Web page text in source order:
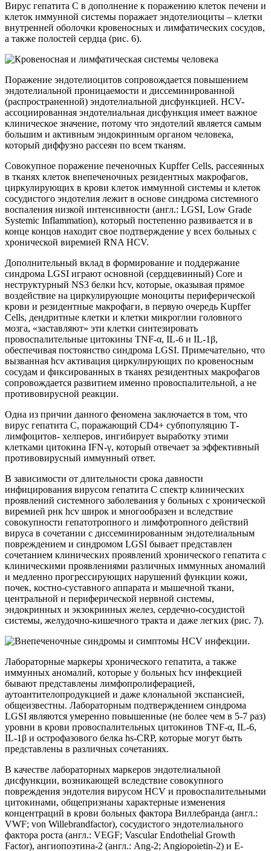
Вирус гепатита С в дополнение к поражению клеток печени и
клеток иммунной системы поражает эндотелиоциты – клетки
внутренней оболочки кровеносных и лимфатических сосудов,
а также полостей сердца (рис. 6).
Поражение эндотелиоцитов сопровождается повышением
эндотелиальной проницаемости и диссеминированной
(распространенной) эндотелиальной дисфункцией. HCV-
ассоциированная эндотелиальная дисфункция имеет важное
клиническое значение, потому что эндотелий является самым
большим и активным эндокринным органом человека,
который диффузно рассеян по всем тканям.
Совокупное поражение печеночных Kupffer Cells, рассеянных
в тканях клеток внепеченочных резидентных макрофагов,
циркулирующих в крови клеток иммунной системы и клеток
сосудистого эндотелия лежит в основе синдрома системного
воспаления низкой интенсивности (англ.: LGSI, Low Grade
Systemic Inflammation), который постепенно развивается и в
конце концов находит свое подтверждение у всех больных с
хронической виремией RNA HCV.
Дополнительный вклад в формирование и поддержание
синдрома LGSI играют основной (сердцевинный) Core и
неструктурный NS3 белки hcv, которые, оказывая прямое
воздействие на циркулирующие моноциты периферической
крови и резидентные макрофаги, в первую очередь Kupffer
Cells, дендритные клетки и клетки микроглии головного
мозга, «заставляют» эти клетки синтезировать
провоспалительные цитокины TNF-α, IL-6 и IL-1β,
обеспечивая постоянство синдрома LGSI. Примечательно, что
вызванная hcv активация циркулирующих по кровеносным
сосудам и фиксированных в тканях резидентных макрофагов
сопровождается развитием именно провоспалительной, а не
противовирусной реакции.
Одна из причин данного феномена заключается в том, что
вирус гепатита С, поражающий CD4+ субпопуляцию Т-
лимфоцитов- хелперов, ингибирует выработку этими
клетками цитокина IFN-γ, который отвечает за эффективный
противовирусный иммунный ответ.
В зависимости от длительности срока давности
инфицирования вирусом гепатита С спектр клинических
проявлений системного заболевания у больных с хронической
виремией рнк hcv широк и многообразен и вследствие
совокупности гепатотропного и лимфотропного действий
вируса в сочетании с диссеминированным эндотелиальным
повреждением и синдромом LGSI бывает представлен
сочетанием клинических проявлений хронического гепатита с
клиническими проявлениями различных иммунных аномалий
и медленно прогрессирующих нарушений функции кожи,
почек, костно-суставного аппарата и мышечной ткани,
центральной и периферической нервной системы,
эндокринных и экзокринных желез, сердечно-сосудистой
системы, желудочно-кишечного тракта и даже легких (рис. 7).
Лабораторные маркеры хронического гепатита, а также
иммунных аномалий, которые у больных hcv инфекцией
бывают представлены лимфопролиферацией,
аутоантителопродукцией и даже клональной экспансией,
общеизвестны. Лабораторным подтверждением синдрома
LGSI являются умеренно повышенные (не более чем в 5-7 раз)
уровни в крови провоспалительных цитокинов TNF-α, IL-6,
IL-1β и острофазового белка hs-CRP, которые могут быть
представлены в различных сочетаниях.
В качестве лабораторных маркеров эндотелиальной
дисфункции, возникающей вследствие совокупного
повреждения эндотелия вирусом HCV и провоспалительными
цитокинами, общепризнаны характерные изменения
концентраций в крови больных фактора Виллебранда (англ.:
VWF; von Willebrandfactor), сосудистого эндотелиального
фактора роста (англ.: VEGF; Vascular Endothelial Growth
Factor), ангиопоэтина-2 (англ.: Ang-2; Angiopoietin-2) и E-